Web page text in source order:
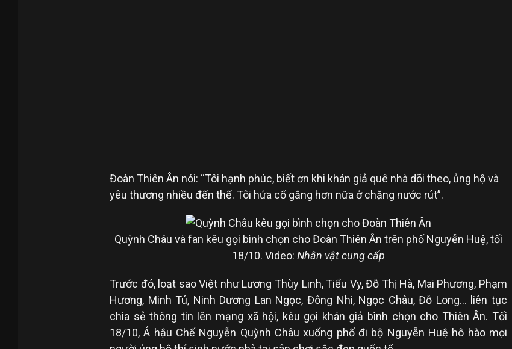
Đoàn Thiên Ân nói: “Tôi hạnh phúc, biết ơn khi khán giả quê nhà dõi theo, ủng hộ và
yêu thương nhiều đến thế. Tôi hứa cố gắng hơn nữa ở chặng nước rút”.
Quỳnh Châu và fan kêu gọi bình chọn cho Đoàn Thiên Ân trên phố Nguyễn Huệ, tối
18/10. Video: Nhân vật cung cấp
Trước đó, loạt sao Việt như Lương Thùy Linh, Tiểu Vy, Đỗ Thị Hà, Mai Phương, Phạm
Hương, Minh Tú, Ninh Dương Lan Ngọc, Đông Nhi, Ngọc Châu, Đỗ Long… liên tục
chia sẻ thông tin lên mạng xã hội, kêu gọi khán giả bình chọn cho Thiên Ân. Tối
18/10, Á hậu Chế Nguyễn Quỳnh Châu xuống phố đi bộ Nguyễn Huệ hô hào mọi